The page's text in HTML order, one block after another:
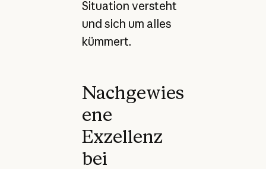
Situation versteht
und sich um alles
kümmert.
Nachgewies
ene
Exzellenz
bei